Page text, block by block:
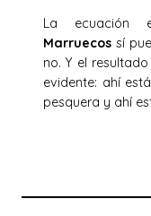
La ecuación
Marruecos sí
no. Y el
evidente: ahí
pesquera y ahí